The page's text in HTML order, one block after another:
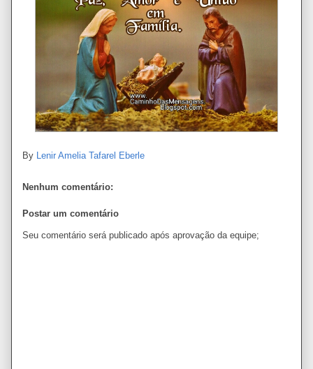
By Lenir Amelia Tafarel Eberle
Nenhum comentário:
Postar um comentário
Seu comentário será publicado após aprovação da equipe;